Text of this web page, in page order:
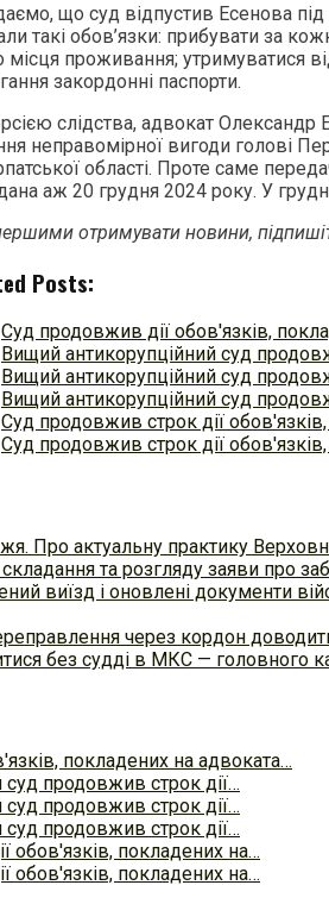
що суд відпустив Есенова під
такі обов’язки: прибувати за
місця проживання; утримуватися
закордонні паспорти.
слідства, адвокат
неправомірної вигоди голові
області. Проте саме
аж 20 грудня 2024 року. У
отримувати новини,
Posts:
Суд продовжив дії обов'язків,
Вищий антикорупційний суд
Вищий антикорупційний суд
Вищий антикорупційний суд
Cуд продовжив строк дії
Суд продовжив строк дії
Про актуальну практику
та розгляду заяви про
виїзд і оновлені документи
через кордон
без судді в МКС — головного
покладених на адвоката…
продовжив строк дії…
продовжив строк дії…
продовжив строк дії…
обов'язків, покладених на…
обов'язків, покладених на…